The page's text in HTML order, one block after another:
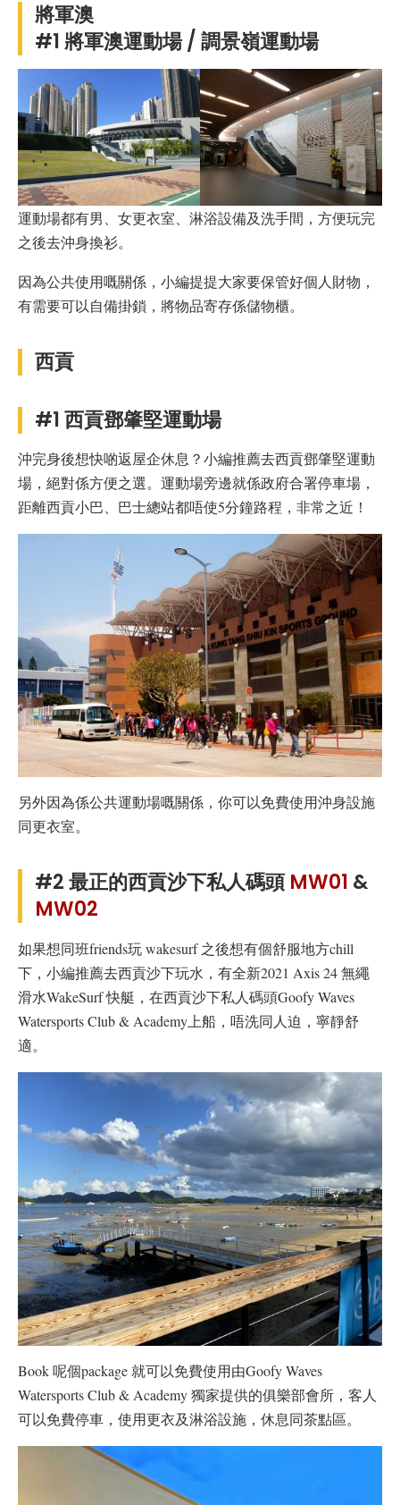
將軍澳
#1 將軍澳運動場 / 調景嶺運動場
運動場都有男、女更衣室、淋浴設備及洗手間，方便玩完
之後去沖身換衫。
因為公共使用嘅關係，小編提提大家要保管好個人財物，
有需要可以自備掛鎖，將物品寄存係儲物櫃。
西貢
#1 西貢鄧肇堅運動場
沖完身後想快啲返屋企休息？小編推薦去西貢鄧肇堅運動
場，絕對係方便之選。運動場旁邊就係政府合署停車場，
距離西貢小巴、巴士總站都唔使5分鐘路程，非常之近！
另外因為係公共運動場嘅關係，你可以免費使用沖身設施
同更衣室。
#2 最正的西貢沙下私人碼頭MW01 &
MW02
如果想同班friends玩 wakesurf 之後想有個舒服地方chill
下，小編推薦去西貢沙下玩水，有全新2021 Axis 24 無繩
滑水WakeSurf 快艇，在西貢沙下私人碼頭Goofy Waves
Watersports Club & Academy上船，唔洗同人迫，寧靜舒
適。
Book 呢個package 就可以免費使用由Goofy Waves
Watersports Club & Academy 獨家提供的俱樂部會所，客人
可以免費停車，使用更衣及淋浴設施，休息同茶點區。